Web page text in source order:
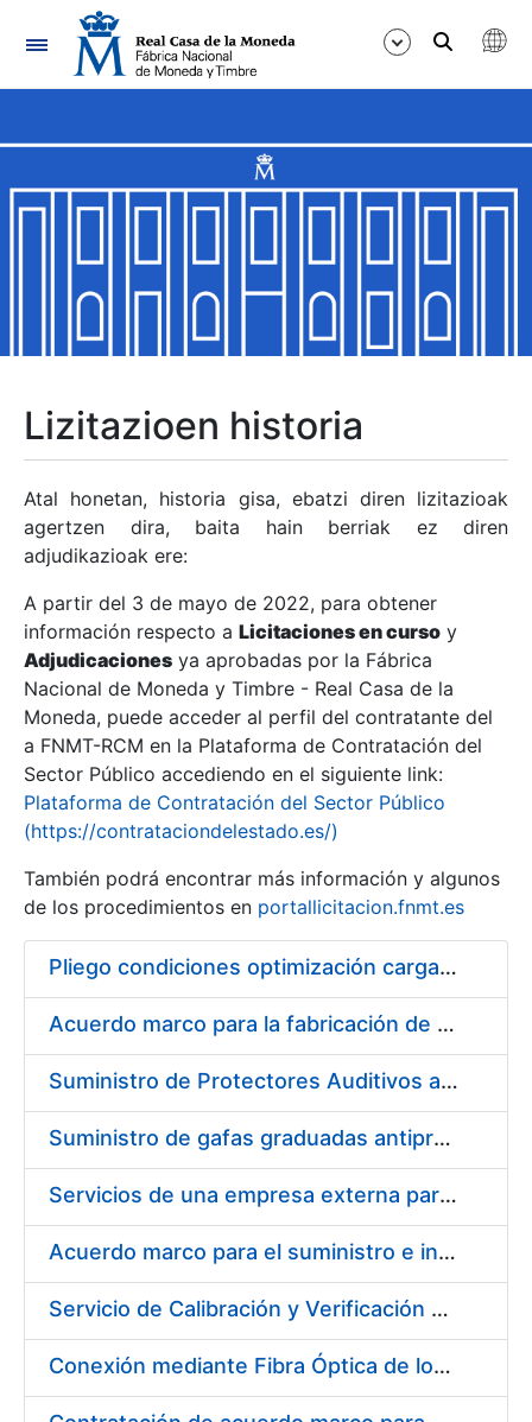
Nabigazioa
Erakutsi/Ezkutatu
Erakutsi/Ezkutatu
Erakutsi/Ezkutatu
Erakutsi/Ezkutatu
Erakutsi/Ezkutatu
Erakutsi/Ezkutatu
Erakutsi/Ezkutatu
Erakutsi/Ezkutatu
Lizitazioen historia
Atal honetan, historia gisa, ebatzi diren lizitazioak
agertzen dira, baita hain berriak ez diren
adjudikazioak ere:
A partir del 3 de mayo de 2022, para obtener
información respecto a Licitaciones en curso y
Adjudicaciones ya aprobadas por la Fábrica
Nacional de Moneda y Timbre - Real Casa de la
Moneda, puede acceder al perfil del contratante del
a FNMT-RCM en la Plataforma de Contratación del
Sector Público accediendo en el siguiente link:
Plataforma de Contratación del Sector Público
(https://contrataciondelestado.es/)
También podrá encontrar más información y algunos
de los procedimientos en portallicitacion.fnmt.es
Pliego condiciones optimización cargas compras firmado
Acuerdo marco para la fabricación de piezas
Suministro de Protectores Auditivos a medida para las personas trabajadoras de los Centros de Trabajo de Madrid y Burgos
Suministro de gafas graduadas antiproyecciones para los trabajadores de la FNMT-RCM en los centros de trabajo de Madrid y Burgos
Servicios de una empresa externa para el asesoramiento y resolución de los recursos de alzada que se presentan relacionados con procesos de selección para la FNMT-RCM
Acuerdo marco para el suministro e instalación de persianas, estores y otros complementos
Servicio de Calibración y Verificación Externa de los Equipos de Medición del Servicio de Prevención de la FNMT-RCM
Conexión mediante Fibra Óptica de los Centros de Proceso de Datos (CPDs) de las sedes de la FNMT-RCM de Burgos y Madrid